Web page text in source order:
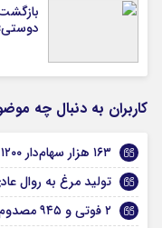
کاربران به دنبال چه
۱۶۳ هزار سهام‌دار ۱۲۰۰ میلیارد تومان سود دریافت کردند
تولید مرغ به روال
۲ فوتی و ۹۴۵ مصدوم در چهارشنبه سوری امسال